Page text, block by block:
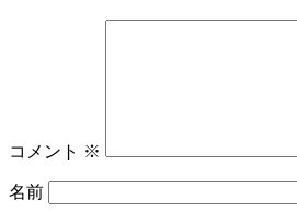
コメント ※
名前